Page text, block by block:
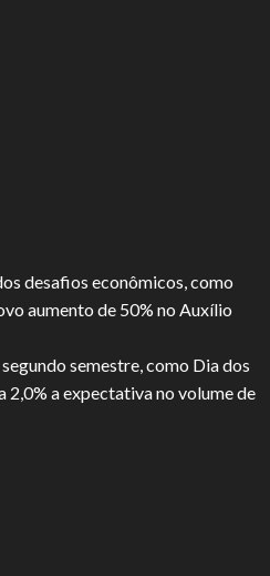
desafios econômicos, como
aumento de 50% no Auxílio
semestre, como Dia dos
2,0% a expectativa no volume de